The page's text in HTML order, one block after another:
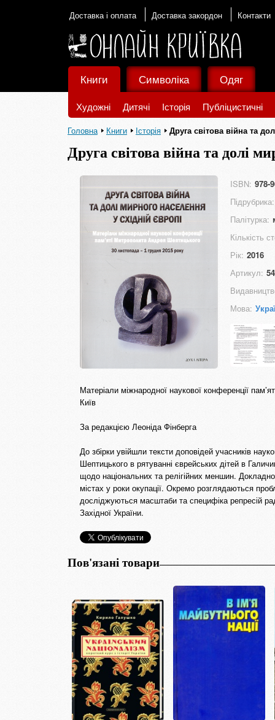
Доставка і оплата Доставка закордон Контакти
Книги
Художні Дитячі Історія Публіцистичні
Символіка Одяг
Головна Книги Історія Друга світова війна та
Друга світова війна та долі
ISBN: 978-
Підрубрика:
Палітурка:
Кількість
Рік: 2016
Артикул:
Мова:
Матеріали міжнародної наукової конференції
Київ
За редакцією Леоніда Фінберга
До збірки увійшли тексти доповідей учасників
Шептицького в рятуванні єврейських дітей в
щодо національних та релігійних меншин.
містах у роки окупації. Окремо розглядаються
досліджуються масштаби та специфіка репресій
Західної України.
Пов'язані товари